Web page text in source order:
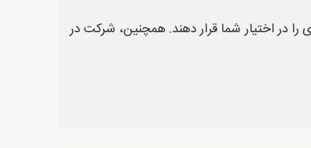
را در اختیار شما قرار دهند. همچنین، شرکت در